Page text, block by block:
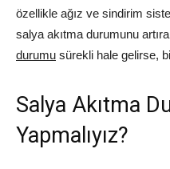
özellikle ağız ve sindirim
salya akıtma durumunu
durumu sürekli hale gelirse,
Salya Akıtma
Yapmalıyız?